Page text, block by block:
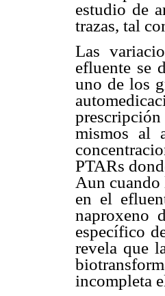
estudio de
trazas, tal
Las
efluente se
uno de los
mismos al
PTARs
Aun cuando
en el
naproxeno
específico
revela que
incompleta